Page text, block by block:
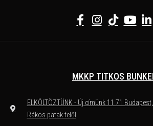
MKKP TITKOS
ELKÖLTÖZTÜNK - Új címünk 11 71
Rákos patak felől